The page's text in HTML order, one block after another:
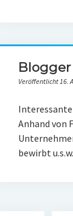
Blogger
Veröffentlicht 16.
Anhand von
bewirbt